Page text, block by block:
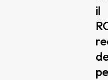
il